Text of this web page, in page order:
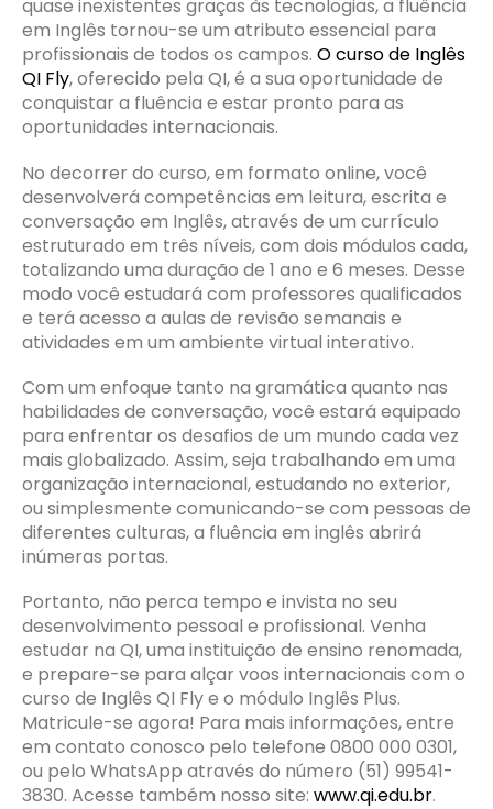
quase inexistentes graças às tecnologias, a fluência
em Inglês tornou-se um atributo essencial para
profissionais de todos os campos. O curso de Inglês
QI Fly, oferecido pela QI, é a sua oportunidade de
conquistar a fluência e estar pronto para as
oportunidades internacionais.
No decorrer do curso, em formato online, você
desenvolverá competências em leitura, escrita e
conversação em Inglês, através de um currículo
estruturado em três níveis, com dois módulos cada,
totalizando uma duração de 1 ano e 6 meses. Desse
modo você estudará com professores qualificados
e terá acesso a aulas de revisão semanais e
atividades em um ambiente virtual interativo.
Com um enfoque tanto na gramática quanto nas
habilidades de conversação, você estará equipado
para enfrentar os desafios de um mundo cada vez
mais globalizado. Assim, seja trabalhando em uma
organização internacional, estudando no exterior,
ou simplesmente comunicando-se com pessoas de
diferentes culturas, a fluência em inglês abrirá
inúmeras portas.
Portanto, não perca tempo e invista no seu
desenvolvimento pessoal e profissional. Venha
estudar na QI, uma instituição de ensino renomada,
e prepare-se para alçar voos internacionais com o
curso de Inglês QI Fly e o módulo Inglês Plus.
Matricule-se agora! Para mais informações, entre
em contato conosco pelo telefone 0800 000 0301,
ou pelo WhatsApp através do número (51) 99541-
3830. Acesse também nosso site: www.qi.edu.br.